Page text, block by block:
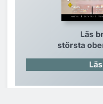
Läs
största